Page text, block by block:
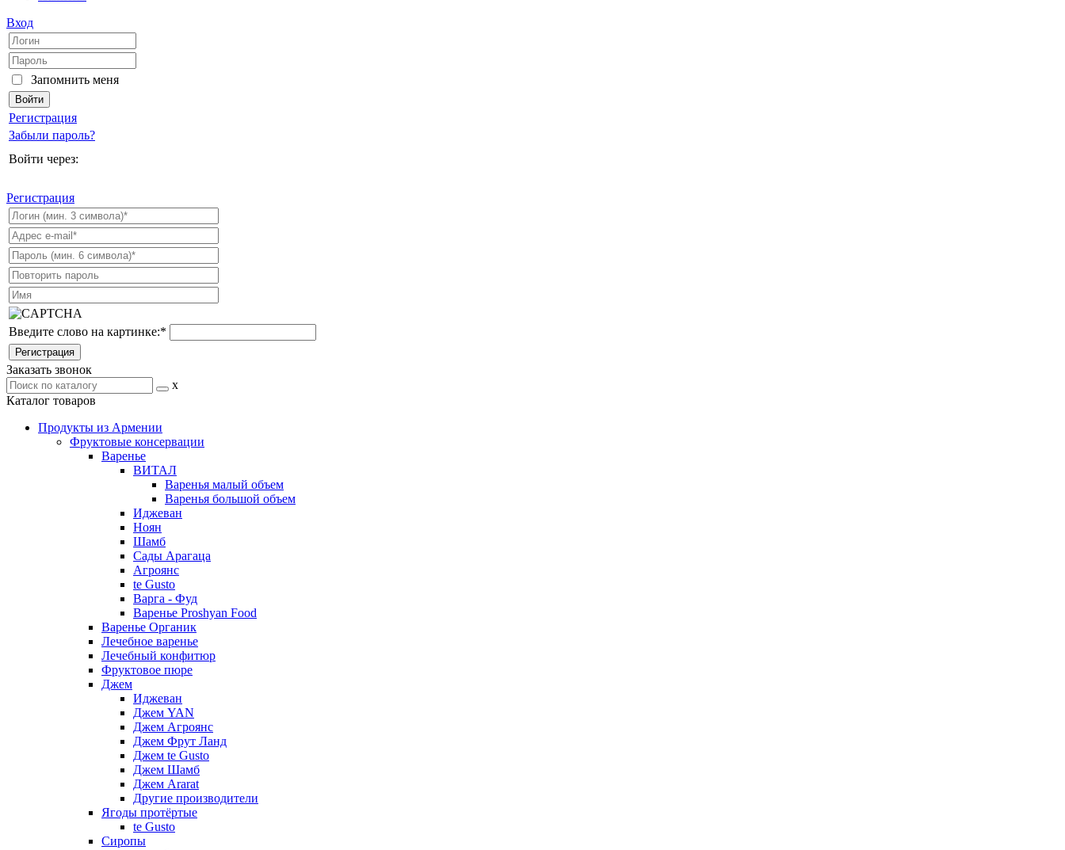
Вход
Запомнить меня
Регистрация
Забыли пароль?
Войти через:
Регистрация
Введите слово на картинке:*
Заказать звонок
x
Каталог товаров
Продукты из Армении
Фруктовые консервации
Варенье
ВИТАЛ
Варенья малый объем
Варенья большой объем
Иджеван
Ноян
Шамб
Сады Арагаца
Агроянс
te Gusto
Варга - Фуд
Варенье Proshyan Food
Варенье Органик
Лечебное варенье
Лечебный конфитюр
Фруктовое пюре
Джем
Иджеван
Джем YAN
Джем Агроянс
Джем Фрут Ланд
Джем te Gusto
Джем Шамб
Джем Ararat
Другие производители
Ягоды протёртые
te Gusto
Сиропы